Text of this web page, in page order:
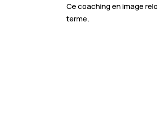
Ce coaching en image
terme.